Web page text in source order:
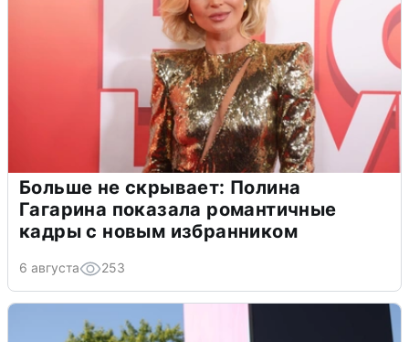
Больше не скрывает: Полина
Гагарина показала романтичные
кадры с новым избранником
6 августа 253